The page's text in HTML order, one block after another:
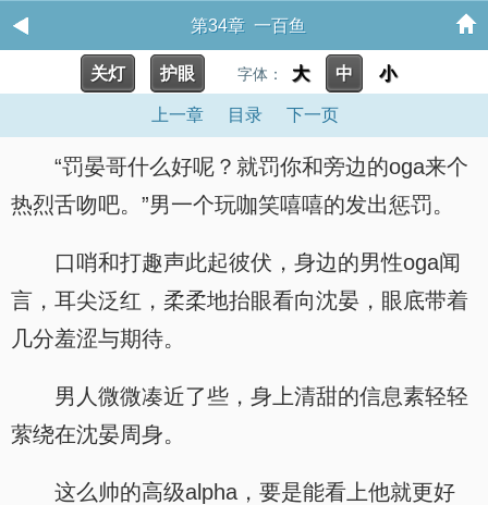
第34章 一百鱼
关灯 护眼 字体： 大 中 小
上一章 目录 下一页
“罚晏哥什么好呢？就罚你和旁边的oga来个
热烈舌吻吧。”男一个玩咖笑嘻嘻的发出惩罚。
口哨和打趣声此起彼伏，身边的男性oga闻
言，耳尖泛红，柔柔地抬眼看向沈晏，眼底带着
几分羞涩与期待。
男人微微凑近了些，身上清甜的信息素轻轻
萦绕在沈晏周身。
这么帅的高级alpha，要是能看上他就更好